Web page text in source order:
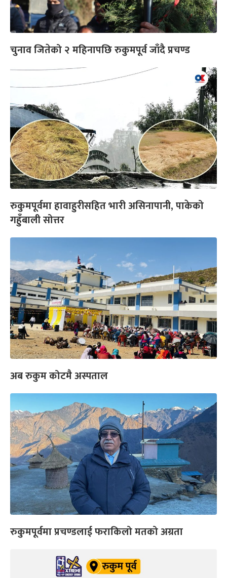
चुनाव जितेको २ महिनापछि रुकुमपूर्व जाँदै प्रचण्ड
रुकुमपूर्वमा हावाहुरीसहित भारी असिनापानी, पाकेको
गहुँबाली सोत्तर
अब रुकुम कोटमै अस्पताल
रुकुमपूर्वमा प्रचण्डलाई फराकिलो मतको अग्रता